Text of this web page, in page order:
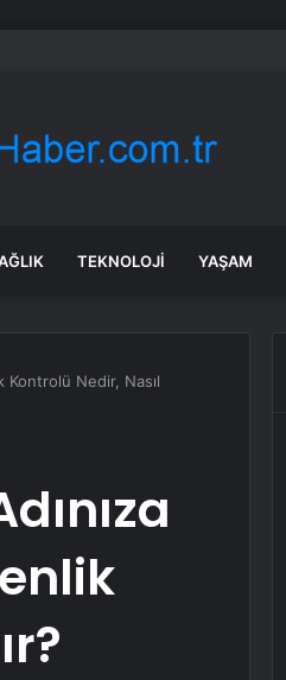
söyledi
TEKNOLOJI YAŞAM
Kontrolü Nedir, Nasıl